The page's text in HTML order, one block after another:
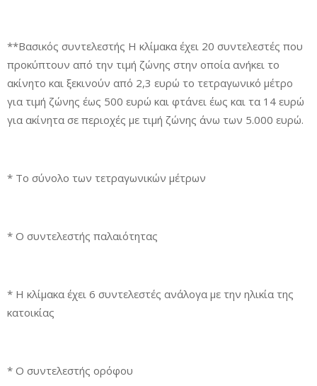
**Βασικός συντελεστής Η κλίμακα έχει 20 συντελεστές που
προκύπτουν από την τιμή ζώνης στην οποία ανήκει το
ακίνητο και ξεκινούν από 2,3 ευρώ το τετραγωνικό μέτρο
για τιμή ζώνης έως 500 ευρώ και φτάνει έως και τα 14 ευρώ
για ακίνητα σε περιοχές με τιμή ζώνης άνω των 5.000 ευρώ.
* Το σύνολο των τετραγωνικών μέτρων
* Ο συντελεστής παλαιότητας
* Η κλίμακα έχει 6 συντελεστές ανάλογα με την ηλικία της
κατοικίας
* Ο συντελεστής ορόφου